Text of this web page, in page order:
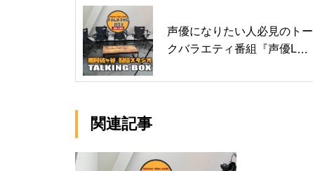
声優になりたい人必見のトー
クバラエティ番組『声優Lov
関連記事